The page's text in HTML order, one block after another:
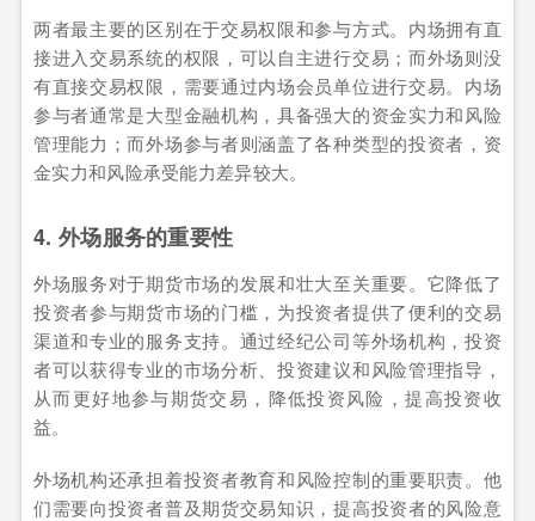
两者最主要的区别在于交易权限和参与方式。内场拥有直
接进入交易系统的权限，可以自主进行交易；而外场则没
有直接交易权限，需要通过内场会员单位进行交易。内场
参与者通常是大型金融机构，具备强大的资金实力和风险
管理能力；而外场参与者则涵盖了各种类型的投资者，资
金实力和风险承受能力差异较大。
4. 外场服务的重要性
外场服务对于期货市场的发展和壮大至关重要。它降低了
投资者参与期货市场的门槛，为投资者提供了便利的交易
渠道和专业的服务支持。通过经纪公司等外场机构，投资
者可以获得专业的市场分析、投资建议和风险管理指导，
从而更好地参与期货交易，降低投资风险，提高投资收
益。
外场机构还承担着投资者教育和风险控制的重要职责。他
们需要向投资者普及期货交易知识，提高投资者的风险意